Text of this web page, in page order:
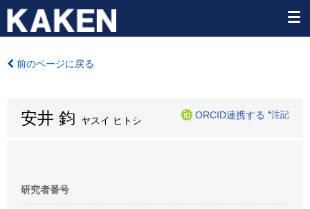
前のページに戻る
安井 鈞 ヤスイ ヒトシ
ORCID連携する *注記
研究者番号